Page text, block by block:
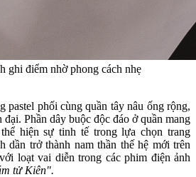
ghi điểm nhờ phong cách nhẹ
pastel phối cùng quần tây nâu ống rộng,
Phần dây buộc độc đáo ở quần mang
hiện sự tinh tế trong lựa chọn trang
dần trở thành nam thần thế hệ mới trên
loạt vai diễn trong các phim điện ảnh
tử Kiên".